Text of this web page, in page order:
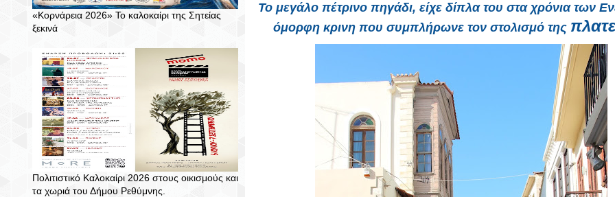
«Κορνάρεια 2026» Το καλοκαίρι της Σητείας
ξεκινά
Πολιτιστικό Καλοκαίρι 2026 στους οικισμούς και
τα χωριά του Δήμου Ρεθύμνης.
Το μεγάλο πέτρινο πηγάδι, είχε δίπλα του στα χρόνια των
όμορφη κρινη που συμπλήρωνε τον στολισμό της